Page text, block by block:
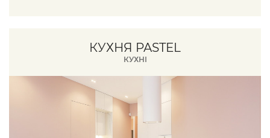
КУХНЯ PASTEL
КУХНІ